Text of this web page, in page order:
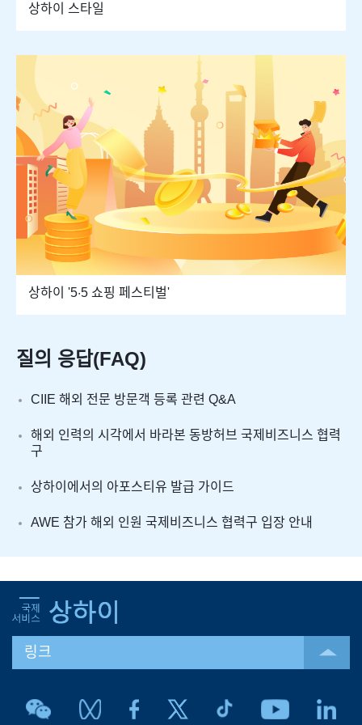
상하이 스타일
상하이 '5·5 쇼핑 페스티벌'
질의 응답(FAQ)
CIIE 해외 전문 방문객 등록 관련 Q&A
해외 인력의 시각에서 바라본 동방허브 국제비즈니스 협력
구
상하이에서의 아포스티유 발급 가이드
AWE 참가 해외 인원 국제비즈니스 협력구 입장 안내
링크